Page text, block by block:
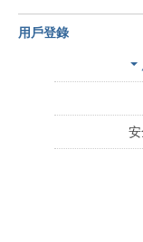
用戶登錄